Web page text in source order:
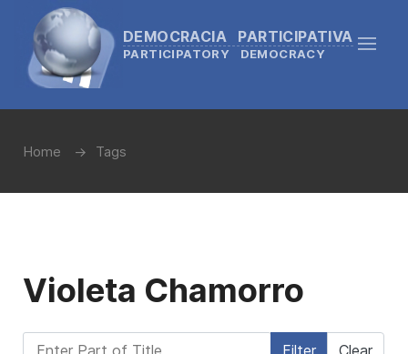
DEMOCRACIA PARTICIPATIVA
PARTICIPATORY DEMOCRACY
Home Tags
Violeta Chamorro
Enter Part of Title Filter Clear